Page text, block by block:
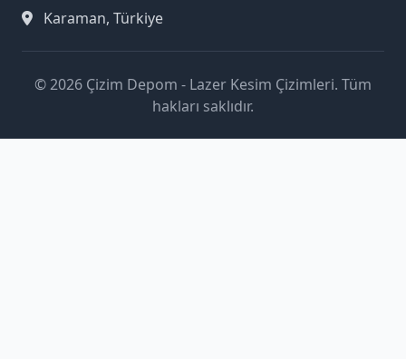
Karaman, Türkiye
© 2026 Çizim Depom - Lazer Kesim Çizimleri. Tüm
hakları saklıdır.